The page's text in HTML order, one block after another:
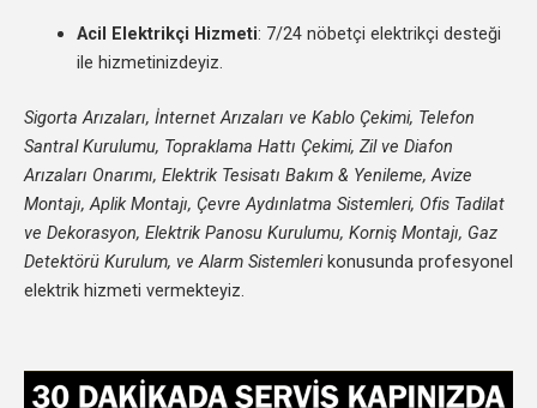
Acil Elektrikçi Hizmeti: 7/24 nöbetçi elektrikçi desteği
ile hizmetinizdeyiz.
Sigorta Arızaları, İnternet Arızaları ve Kablo Çekimi, Telefon
Santral Kurulumu, Topraklama Hattı Çekimi, Zil ve Diafon
Arızaları Onarımı, Elektrik Tesisatı Bakım & Yenileme, Avize
Montajı, Aplik Montajı, Çevre Aydınlatma Sistemleri, Ofis Tadilat
ve Dekorasyon, Elektrik Panosu Kurulumu, Korniş Montajı, Gaz
Detektörü Kurulum, ve Alarm Sistemlerikonusunda profesyonel
elektrik hizmeti vermekteyiz.